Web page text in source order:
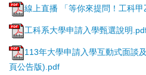
線上直播 「等你來提問！工科
工科系大學申請入學甄選說明
113年大學申請入學互動式面談
頁公告版).pdf